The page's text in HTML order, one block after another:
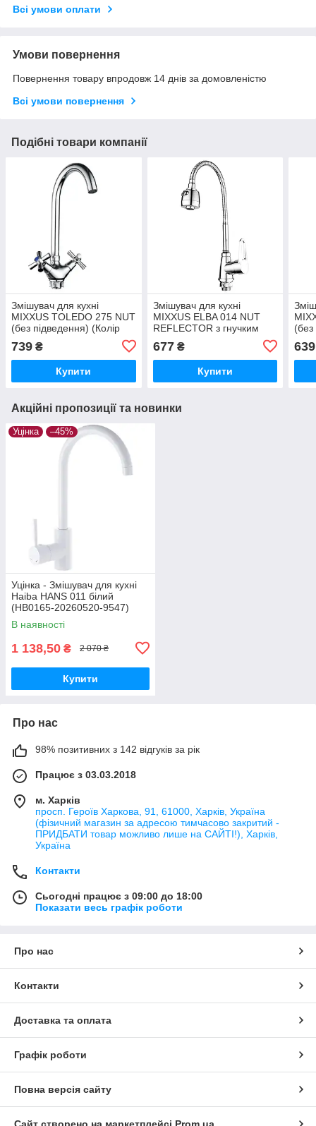
Всі умови оплати
Умови повернення
Повернення товару впродовж 14 днів за домовленістю
Всі умови повернення
Подібні товари компанії
Змішувач для кухні
MIXXUS TOLEDO 275 NUT
(без підведення) (Колір
739 ₴
Купити
Змішувач для кухні
MIXXUS ELBA 014 NUT
REFLECTOR з гнучким
виливом (без підведення)
(Колір хром) (MI6304)
677₴
Купити
(без
639
Акційні пропозиції та новинки
Уцінка –45%
Уцінка - Змішувач для кухні
Haiba HANS 011 білий
(HB0165-20260520-9547)
В наявності
1 138,50 ₴ 2 070 ₴
Купити
Про нас
98% позитивних з 142 відгуків за рік
Працює з 03.03.2018
м. Харків
просп. Героїв Харкова, 91, 61000, Харків, Україна
(фізичний магазин за адресою тимчасово закритий -
ПРИДБАТИ товар можливо лише на САЙТІ!), Харків,
Україна
Контакти
Сьогодні працює з 09:00 до 18:00
Показати весь графік роботи
Про нас
Контакти
Доставка та оплата
Графік роботи
Повна версія сайту
Сайт створено на маркетплейсі Prom.ua